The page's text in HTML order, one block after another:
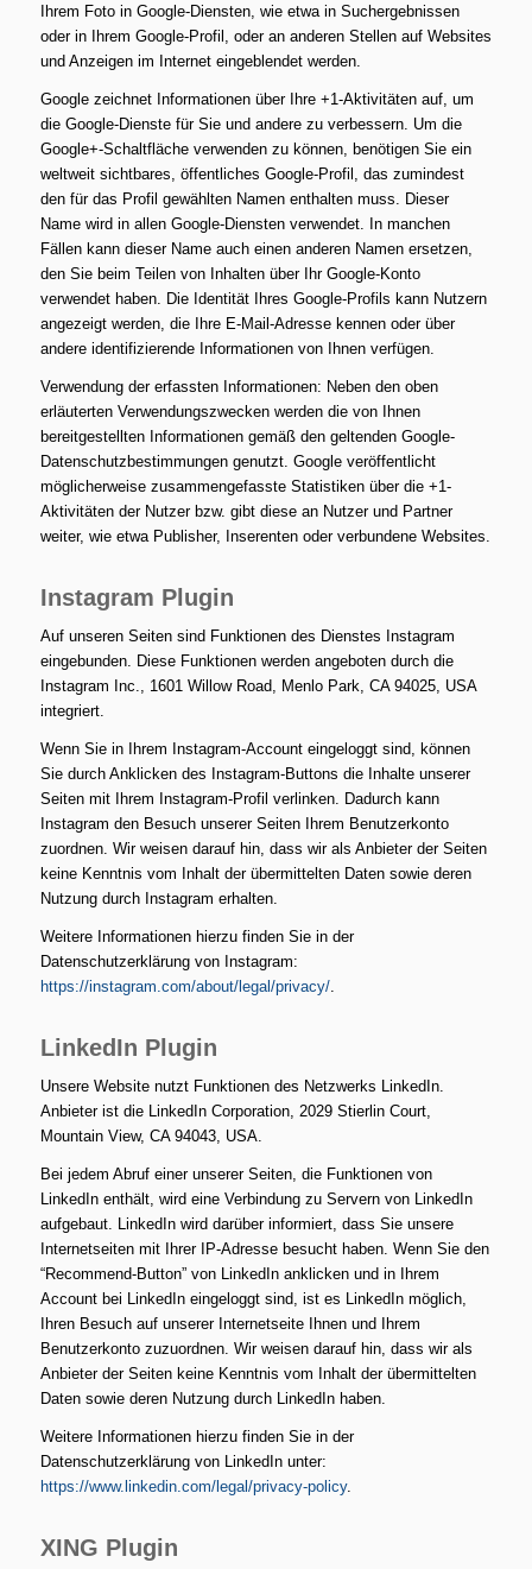
Ihrem Foto in Google-Diensten, wie etwa in Suchergebnissen
oder in Ihrem Google-Profil, oder an anderen Stellen auf Websites
und Anzeigen im Internet eingeblendet werden.
Google zeichnet Informationen über Ihre +1-Aktivitäten auf, um
die Google-Dienste für Sie und andere zu verbessern. Um die
Google+-Schaltfläche verwenden zu können, benötigen Sie ein
weltweit sichtbares, öffentliches Google-Profil, das zumindest
den für das Profil gewählten Namen enthalten muss. Dieser
Name wird in allen Google-Diensten verwendet. In manchen
Fällen kann dieser Name auch einen anderen Namen ersetzen,
den Sie beim Teilen von Inhalten über Ihr Google-Konto
verwendet haben. Die Identität Ihres Google-Profils kann Nutzern
angezeigt werden, die Ihre E-Mail-Adresse kennen oder über
andere identifizierende Informationen von Ihnen verfügen.
Verwendung der erfassten Informationen: Neben den oben
erläuterten Verwendungszwecken werden die von Ihnen
bereitgestellten Informationen gemäß den geltenden Google-
Datenschutzbestimmungen genutzt. Google veröffentlicht
möglicherweise zusammengefasste Statistiken über die +1-
Aktivitäten der Nutzer bzw. gibt diese an Nutzer und Partner
weiter, wie etwa Publisher, Inserenten oder verbundene Websites.
Instagram Plugin
Auf unseren Seiten sind Funktionen des Dienstes Instagram
eingebunden. Diese Funktionen werden angeboten durch die
Instagram Inc., 1601 Willow Road, Menlo Park, CA 94025, USA
integriert.
Wenn Sie in Ihrem Instagram-Account eingeloggt sind, können
Sie durch Anklicken des Instagram-Buttons die Inhalte unserer
Seiten mit Ihrem Instagram-Profil verlinken. Dadurch kann
Instagram den Besuch unserer Seiten Ihrem Benutzerkonto
zuordnen. Wir weisen darauf hin, dass wir als Anbieter der Seiten
keine Kenntnis vom Inhalt der übermittelten Daten sowie deren
Nutzung durch Instagram erhalten.
Weitere Informationen hierzu finden Sie in der
Datenschutzerklärung von Instagram:
https://instagram.com/about/legal/privacy/.
LinkedIn Plugin
Unsere Website nutzt Funktionen des Netzwerks LinkedIn.
Anbieter ist die LinkedIn Corporation, 2029 Stierlin Court,
Mountain View, CA 94043, USA.
Bei jedem Abruf einer unserer Seiten, die Funktionen von
LinkedIn enthält, wird eine Verbindung zu Servern von LinkedIn
aufgebaut. LinkedIn wird darüber informiert, dass Sie unsere
Internetseiten mit Ihrer IP-Adresse besucht haben. Wenn Sie den
“Recommend-Button” von LinkedIn anklicken und in Ihrem
Account bei LinkedIn eingeloggt sind, ist es LinkedIn möglich,
Ihren Besuch auf unserer Internetseite Ihnen und Ihrem
Benutzerkonto zuzuordnen. Wir weisen darauf hin, dass wir als
Anbieter der Seiten keine Kenntnis vom Inhalt der übermittelten
Daten sowie deren Nutzung durch LinkedIn haben.
Weitere Informationen hierzu finden Sie in der
Datenschutzerklärung von LinkedIn unter:
https://www.linkedin.com/legal/privacy-policy.
XING Plugin